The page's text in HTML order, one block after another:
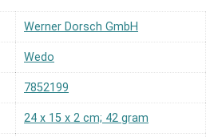
‎Werner Dorsch GmbH
‎Wedo
‎7852199
‎24 x 15 x 2 cm; 42 gram